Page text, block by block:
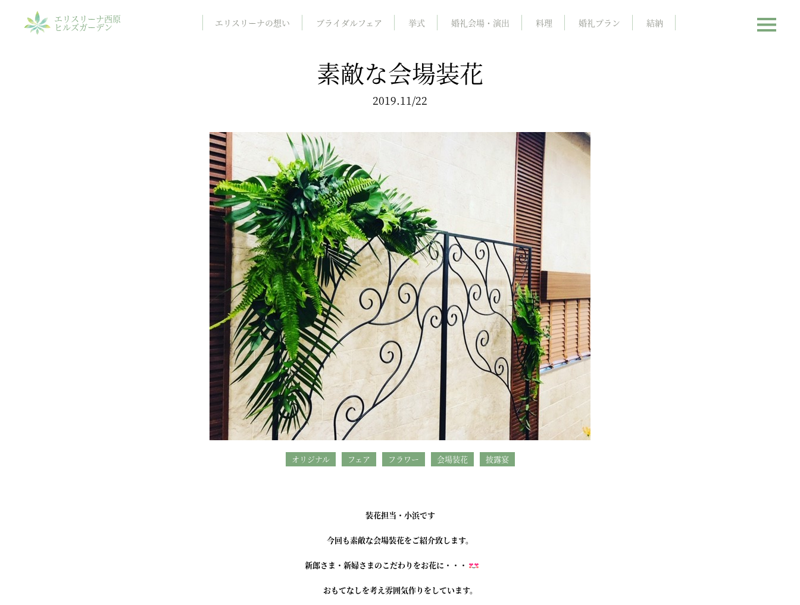
エリスリーナ西原
ヒルズガーデン エリスリーナの想い ブライダルフェア 挙式 婚礼会場・演出 料理 婚礼プラン 結納
素敵な会場装花
2019.11/22
オリジナル フェア フラワー 会場装花 披露宴
装花担当・小浜です
今回も素敵な会場装花をご紹介致します。
新郎さま・新婦さまのこだわりをお花に・・・
おもてなしを考え雰囲気作りをしています。